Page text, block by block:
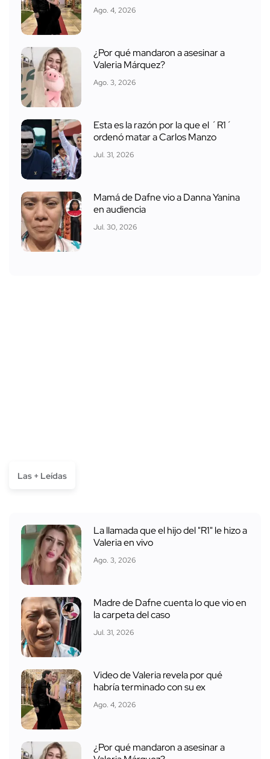
Ago. 4, 2026
¿Por qué mandaron a asesinar a
Valeria Márquez?
Ago. 3, 2026
Esta es la razón por la que el ´R1´
ordenó matar a Carlos Manzo
Jul. 31, 2026
Mamá de Dafne vio a Danna Yanina
en audiencia
Jul. 30, 2026
Las + Leídas
La llamada que el hijo del "R1" le hizo a
Valeria en vivo
Ago. 3, 2026
Madre de Dafne cuenta lo que vio en
la carpeta del caso
Jul. 31, 2026
Video de Valeria revela por qué
habría terminado con su ex
Ago. 4, 2026
¿Por qué mandaron a asesinar a